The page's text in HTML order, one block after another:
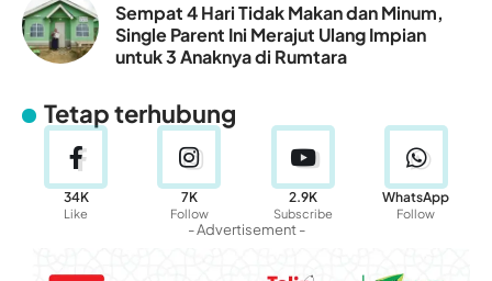
Sempat 4 Hari Tidak Makan dan Minum,
Single Parent Ini Merajut Ulang Impian
untuk 3 Anaknya di Rumtara
Tetap terhubung
34K
Like
7K
Follow
2.9K
Subscribe
WhatsApp
Follow
- Advertisement -